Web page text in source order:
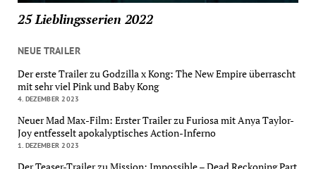
25 Lieblingsserien 2022
NEUE TRAILER
Der erste Trailer zu Godzilla x Kong: The New Empire überrascht
mit sehr viel Pink und Baby Kong
4. DEZEMBER 2023
Neuer Mad Max-Film: Erster Trailer zu Furiosa mit Anya Taylor-
Joy entfesselt apokalyptisches Action-Inferno
1. DEZEMBER 2023